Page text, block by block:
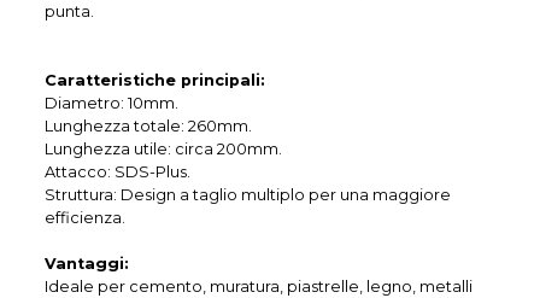
punta.
Caratteristiche principali:
Diametro: 10mm.
Lunghezza totale: 260mm.
Lunghezza utile: circa 200mm.
Attacco: SDS-Plus.
Struttura: Design a taglio multiplo per una maggiore
efficienza.
Vantaggi:
Ideale per cemento, muratura, piastrelle, legno, metalli